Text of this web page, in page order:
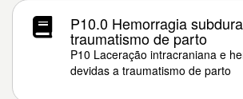
P10.0 Hemorragia
traumatismo de parto
P10 Laceração intracraniana e
devidas a traumatismo de parto